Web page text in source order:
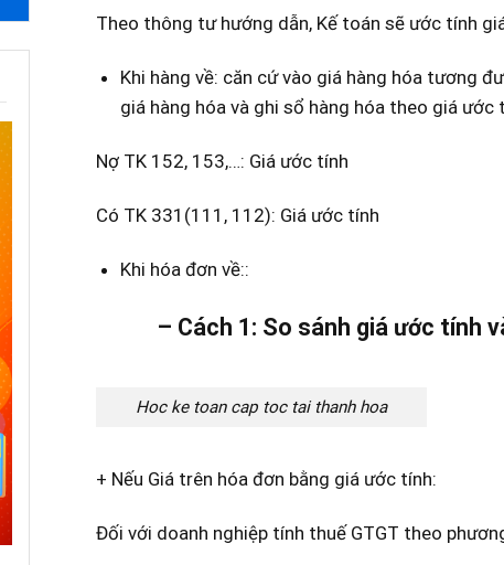
Theo thông tư hướng dẫn, Kế toán sẽ ước tính
Khi hàng về: căn cứ vào giá hàng hóa tương
giá hàng hóa và ghi sổ hàng hóa theo giá ước
Nợ TK 152, 153,…: Giá ước tính
Có TK 331(111, 112): Giá ước tính
Khi hóa đơn về::
– Cách 1: So sánh giá ước tính và
Hoc ke toan cap toc tai thanh hoa
+ Nếu Giá trên hóa đơn bằng giá ước tính:
Đối với doanh nghiệp tính thuế GTGT theo